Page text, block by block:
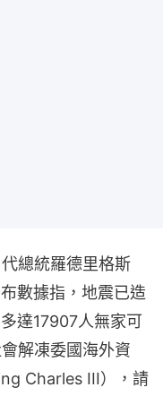
總統羅德里格斯
數據指，地震已造
達17907人無家可
解凍委國海外資
Charles III），請